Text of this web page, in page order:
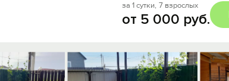
за 1 сутки, 7 взрослых
от 5 000 руб.